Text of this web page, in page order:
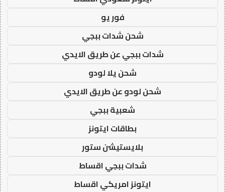
فور يو
شحن شدات ببجي
شدات ببجي عن طريق الايدي
شحن يلا لودو
شحن لودو عن طريق الايدي
شعبية ببجي
بطاقات ايتونز
بلايستيشن ستور
شدات ببجي اقساط
ايتونز امريكي اقساط